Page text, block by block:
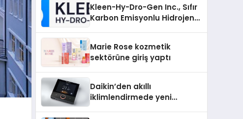
Kleen-Hy-Dro-Gen Inc., Sıfır
Karbon Emisyonlu Hidrojen
Aldı
Marie Rose kozmetik
sektörüne giriş yaptı
Daikin’den akıllı
iklimlendirmede yeni